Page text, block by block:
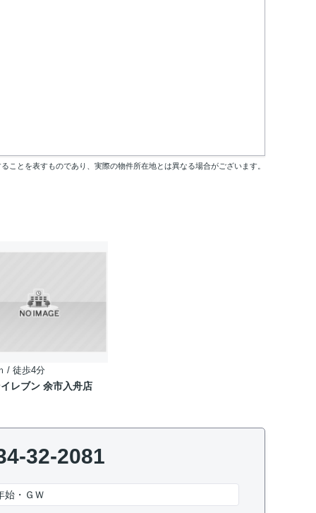
ことを表すものであり、実際の物件所在地とは異なる場合がございます。
/ 徒歩4分
レブン 余市入舟店
32-2081
始・ＧＷ